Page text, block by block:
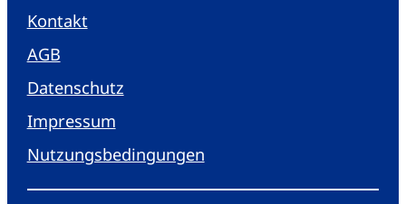
Kontakt
AGB
Datenschutz
Impressum
Nutzungsbedingungen